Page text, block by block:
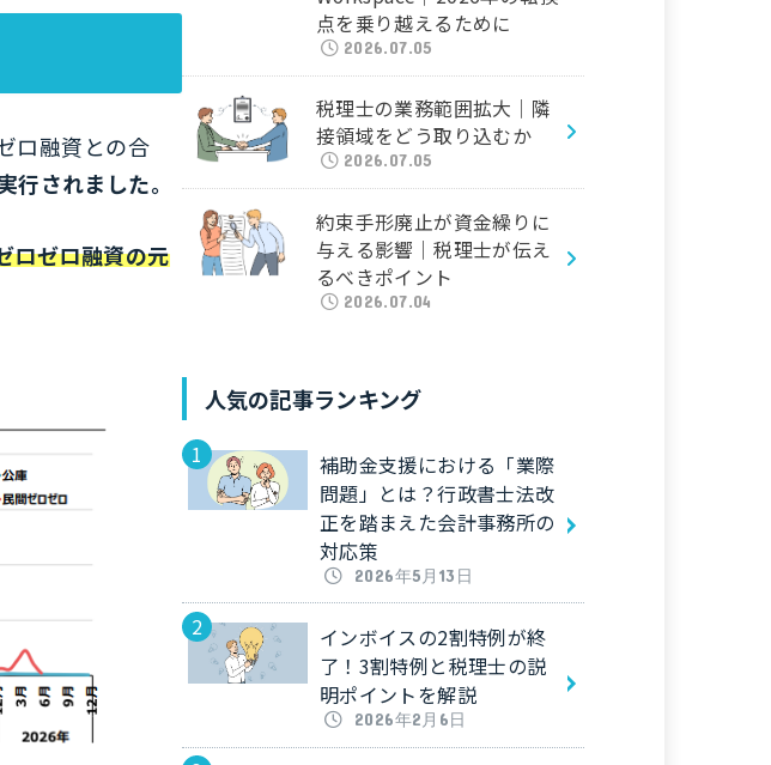
ロ融資との合
されました。
ロゼロ融資の元
点を乗り越えるために
2026.07.05
税理士の業務範囲拡大｜隣
接領域をどう取り込むか
2026.07.05
約束手形廃止が資金繰りに
与える影響｜税理士が伝え
るべきポイント
2026.07.04
人気の記事ランキング
補助金支援における「業際
問題」とは？行政書士法改
正を踏まえた会計事務所の
対応策
2026年5月13日
インボイスの2割特例が終
了！3割特例と税理士の説
明ポイントを解説
2026年2月6日